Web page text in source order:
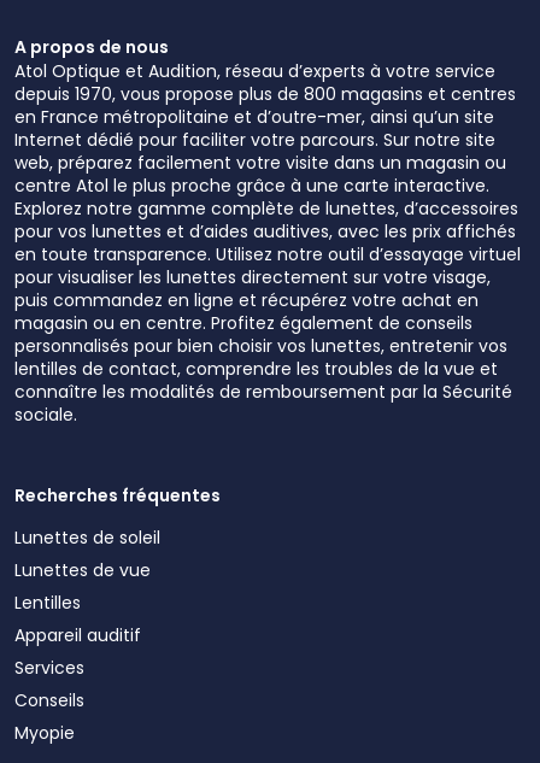
A propos de nous
Atol Optique et Audition, réseau d’experts à votre service
depuis 1970, vous propose plus de 800 magasins et centres
en France métropolitaine et d’outre-mer, ainsi qu’un site
Internet dédié pour faciliter votre parcours. Sur notre site
web, préparez facilement votre visite dans un magasin ou
centre Atol le plus proche grâce à une carte interactive.
Explorez notre gamme complète de lunettes, d’accessoires
pour vos lunettes et d’aides auditives, avec les prix affichés
en toute transparence. Utilisez notre outil d’essayage virtuel
pour visualiser les lunettes directement sur votre visage,
puis commandez en ligne et récupérez votre achat en
magasin ou en centre. Profitez également de conseils
personnalisés pour bien choisir vos lunettes, entretenir vos
lentilles de contact, comprendre les troubles de la vue et
connaître les modalités de remboursement par la Sécurité
sociale.
Recherches fréquentes
Lunettes de soleil
Lunettes de vue
Lentilles
Appareil auditif
Services
Conseils
Myopie